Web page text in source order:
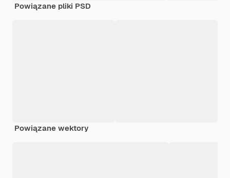
Powiązane pliki PSD
Powiązane wektory